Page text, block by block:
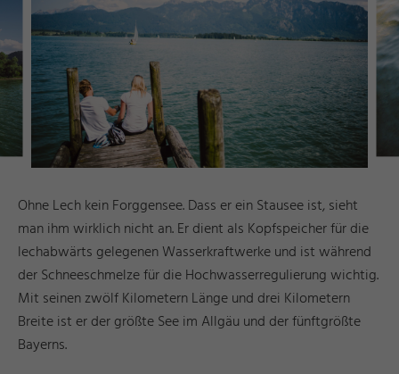
Ohne Lech kein Forggensee. Dass er ein Stausee ist, sieht
man ihm wirklich nicht an. Er dient als Kopfspeicher für die
lechabwärts gelegenen Wasserkraftwerke und ist während
der Schneeschmelze für die Hochwasserregulierung wichtig.
Mit seinen zwölf Kilometern Länge und drei Kilometern
Breite ist er der größte See im Allgäu und der fünftgrößte
Bayerns.